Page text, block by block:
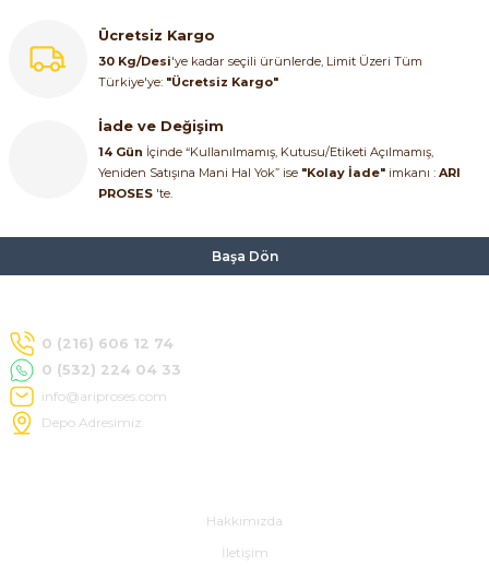
Ücretsiz Kargo
30 Kg/Desi'ye kadar seçili ürünlerde, Limit Üzeri Tüm
Türkiye'ye: "Ücretsiz Kargo"
İade ve Değişim
14 Gün İçinde “Kullanılmamış, Kutusu/Etiketi Açılmamış,
Yeniden Satışına Mani Hal Yok” ise "Kolay İade" imkanı : ARI
PROSES 'te.
Başa Dön
0 (216) 606 12 74
0 (532) 224 04 33
info@ariproses.com
Depo Adresimiz
Hakkımızda
İletişim